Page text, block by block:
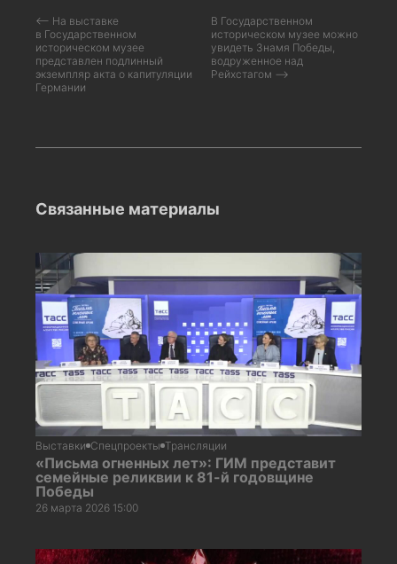
⟵ На выставке
в Государственном
историческом музее
представлен подлинный
экземпляр акта о капитуляции
Германии
В Государственном
историческом музее можно
увидеть Знамя Победы,
водруженное над
Рейхстагом ⟶
Связанные материалы
Выставки Спецпроекты Трансляции
«Письма огненных лет»: ГИМ представит
семейные реликвии к 81-й годовщине
Победы
26 марта 2026 15:00